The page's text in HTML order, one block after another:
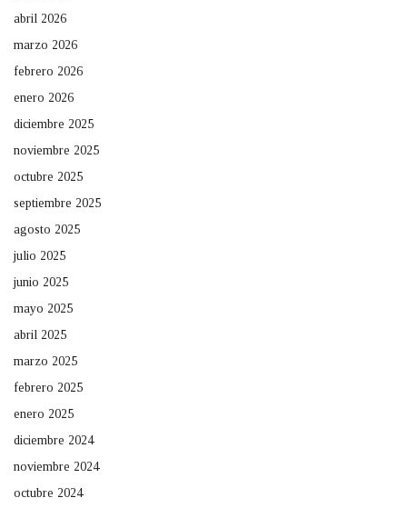
abril 2026
marzo 2026
febrero 2026
enero 2026
diciembre 2025
noviembre 2025
octubre 2025
septiembre 2025
agosto 2025
julio 2025
junio 2025
mayo 2025
abril 2025
marzo 2025
febrero 2025
enero 2025
diciembre 2024
noviembre 2024
octubre 2024